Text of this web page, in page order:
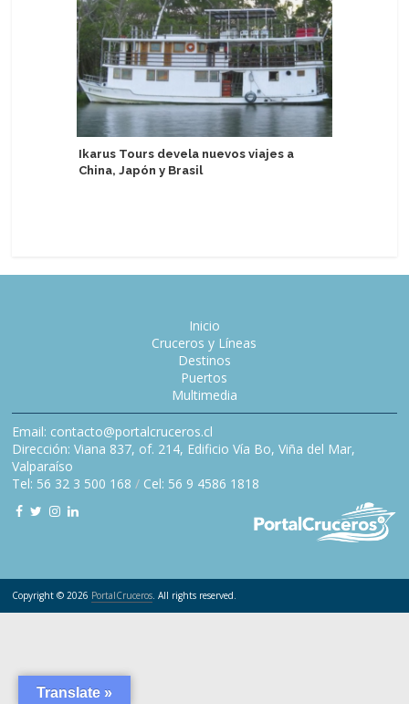
Ikarus Tours devela nuevos viajes a
China, Japón y Brasil
Inicio
Cruceros y Líneas
Destinos
Puertos
Multimedia
Email: contacto@portalcruceros.cl
Dirección: Viana 837, of. 214, Edificio Vía Bo, Viña del Mar,
Valparaíso
Tel: 56 32 3 500 168 / Cel: 56 9 4586 1818
Copyright © 2026 PortalCruceros. All rights reserved.
Translate »